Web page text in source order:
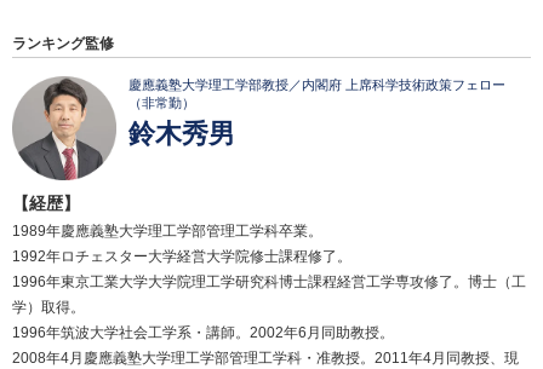
ランキング監修
慶應義塾大学理工学部教授／内閣府 上席科学技術政策フェロー
（非常勤）
鈴木秀男
【経歴】
1989年慶應義塾大学理工学部管理工学科卒業。
1992年ロチェスター大学経営大学院修士課程修了。
1996年東京工業大学大学院理工学研究科博士課程経営工学専攻修了。博士（工
学）取得。
1996年筑波大学社会工学系・講師。2002年6月同助教授。
2008年4月慶應義塾大学理工学部管理工学科・准教授。2011年4月同教授、現